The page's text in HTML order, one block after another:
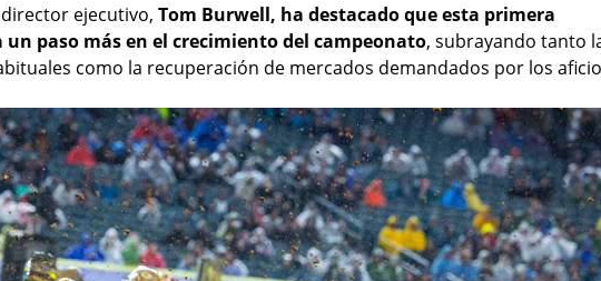
ejecutivo, Tom Burwell, ha destacado que esta primera
paso más en el crecimiento del campeonato, subrayando tanto
como la recuperación de mercados demandados por los